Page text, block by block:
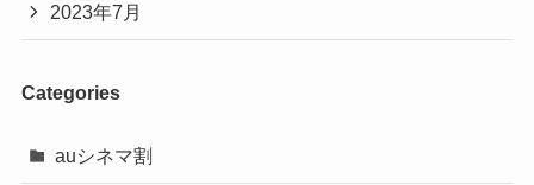
2023年7月
Categories
auシネマ割